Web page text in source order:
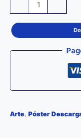
Portada
«En
todo
lo
Arte, Póster